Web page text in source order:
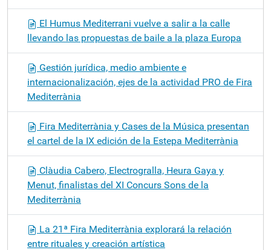
El Humus Mediterrani vuelve a salir a la calle
llevando las propuestas de baile a la plaza Europa
Gestión jurídica, medio ambiente e
internacionalización, ejes de la actividad PRO de Fira
Mediterrània
Fira Mediterrània y Cases de la Música presentan
el cartel de la IX edición de la Estepa Mediterrània
Clàudia Cabero, Electrogralla, Heura Gaya y
Menut, finalistas del XI Concurs Sons de la
Mediterrània
La 21ª Fira Mediterrània explorará la relación
entre rituales y creación artística